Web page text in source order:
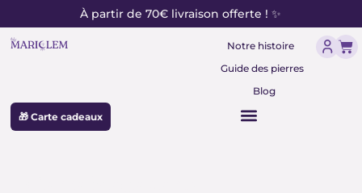
au
contenu
À partir de 70€ livraison offerte ! ✨
Notre histoire
Guide des pierres
Blog
🎁 Carte cadeaux